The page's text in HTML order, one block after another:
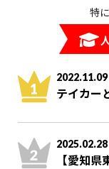
特
2022.11.09
テイカー
2025.02.28
【愛知